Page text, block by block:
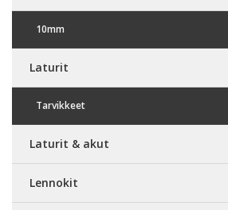
10mm
Laturit
Tarvikkeet
Laturit & akut
Lennokit